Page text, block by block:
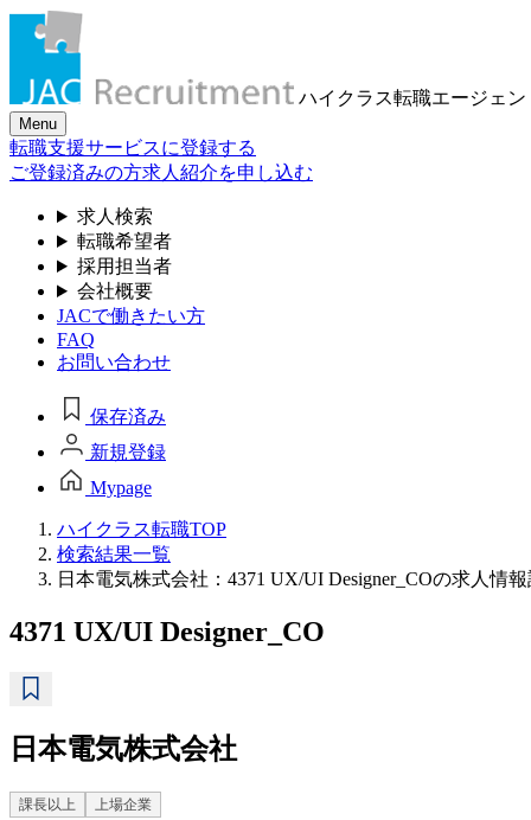
ハイクラス転職エージェン
Menu
転職支援サービスに登録する
ご登録済みの方求人紹介を申し込む
求人検索
転職希望者
採用担当者
会社概要
JACで働きたい方
FAQ
お問い合わせ
保存済み
新規登録
Mypage
ハイクラス転職TOP
検索結果一覧
日本電気株式会社：4371 UX/UI Designer_COの求人情
4371 UX/UI Designer_CO
日本電気株式会社
課長以上 上場企業